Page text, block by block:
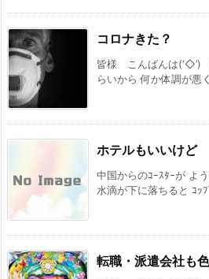
コロナきた？
皆様 こんばんは(‘◇’)
らいから 何か体調が悪
ホテルもいいけど
中国からのｺｰｽﾀｰが よ
水滴が下に落ちると ｺｯ
転職・派遣会社も